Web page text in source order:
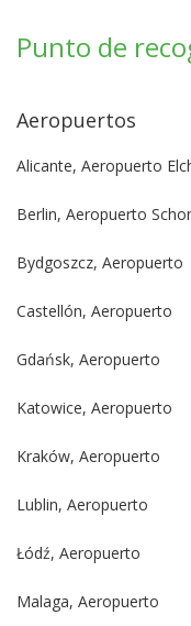
Punto de
Aeropuertos
Alicante, Aeropuerto
Berlin, Aeropuerto
Bydgoszcz, Aeropuerto
Castellón, Aeropuerto
Gdańsk, Aeropuerto
Katowice, Aeropuerto
Kraków, Aeropuerto
Lublin, Aeropuerto
Łódź, Aeropuerto
Malaga, Aeropuerto